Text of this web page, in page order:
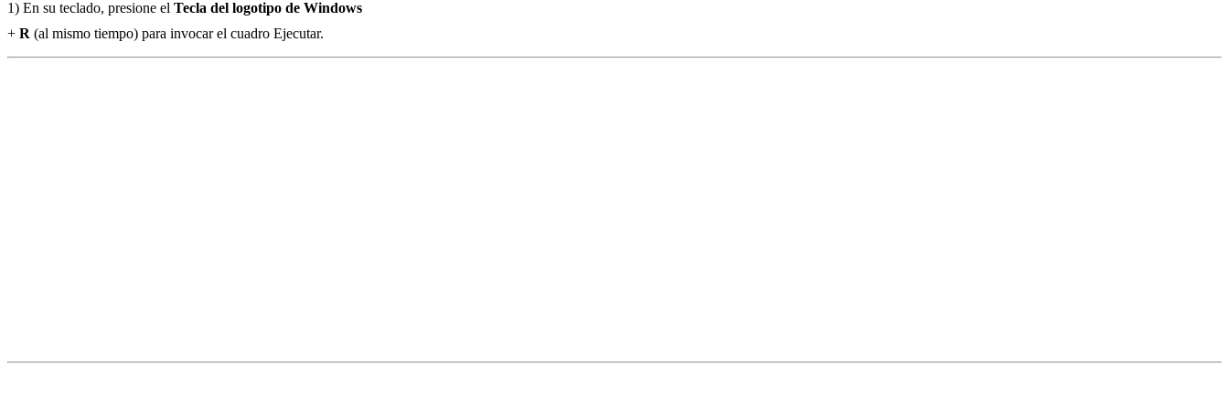
1) En su teclado, presione el Tecla del logotipo de Windows
+ R (al mismo tiempo) para invocar el cuadro Ejecutar.